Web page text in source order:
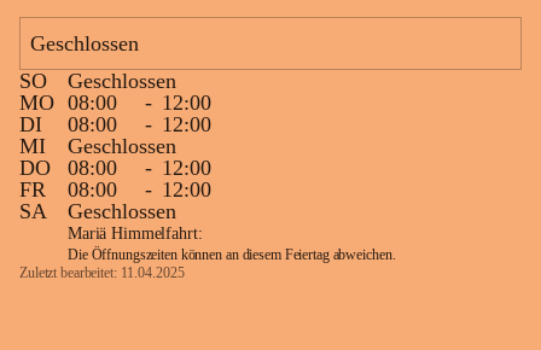
Geschlossen
SO
Geschlossen
MO 08:00 - 12:00
DI
08:00 - 12:00
MI
Geschlossen
DO
08:00 - 12:00
FR
08:00 - 12:00
SA
Geschlossen
Mariä Himmelfahrt:
Die Öffnungszeiten können an diesem Feiertag abweichen.
Zuletzt bearbeitet: 11.04.2025